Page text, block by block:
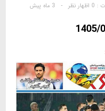
: 0 اظهار نظر - 3 ماه پیش